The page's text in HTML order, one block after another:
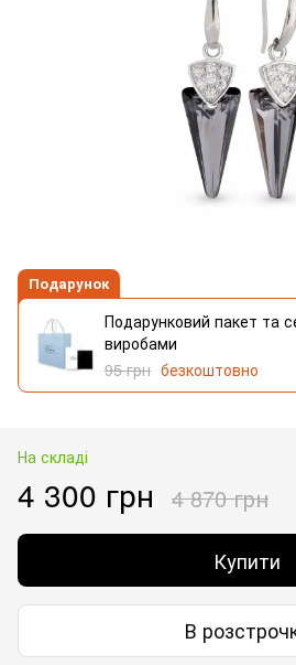
Подарунок
Подарунковий пакет та
виробами
95 грн безкоштовно
На складі
4 300 грн 4 870 грн
Купити
В